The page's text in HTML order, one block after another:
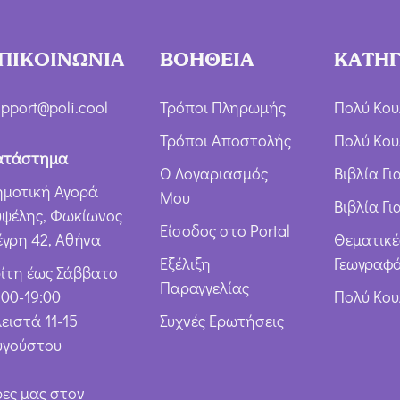
ή
ρ
Αγορά
Φωκίωνος
42, Αθήνα
έως Σάββατο
19:00
11-15
μας στον
ΒΟΗΘΕΙΑ
Τρόποι Πληρωμής
Τρόποι Αποστολής
Ο Λογαριασμός
Μου
Είσοδος στο Portal
Εξέλιξη
Παραγγελίας
Συχνές Ερωτήσεις
Πολύ
Πολύ
Βιβλία
Βιβλία
Πολύ